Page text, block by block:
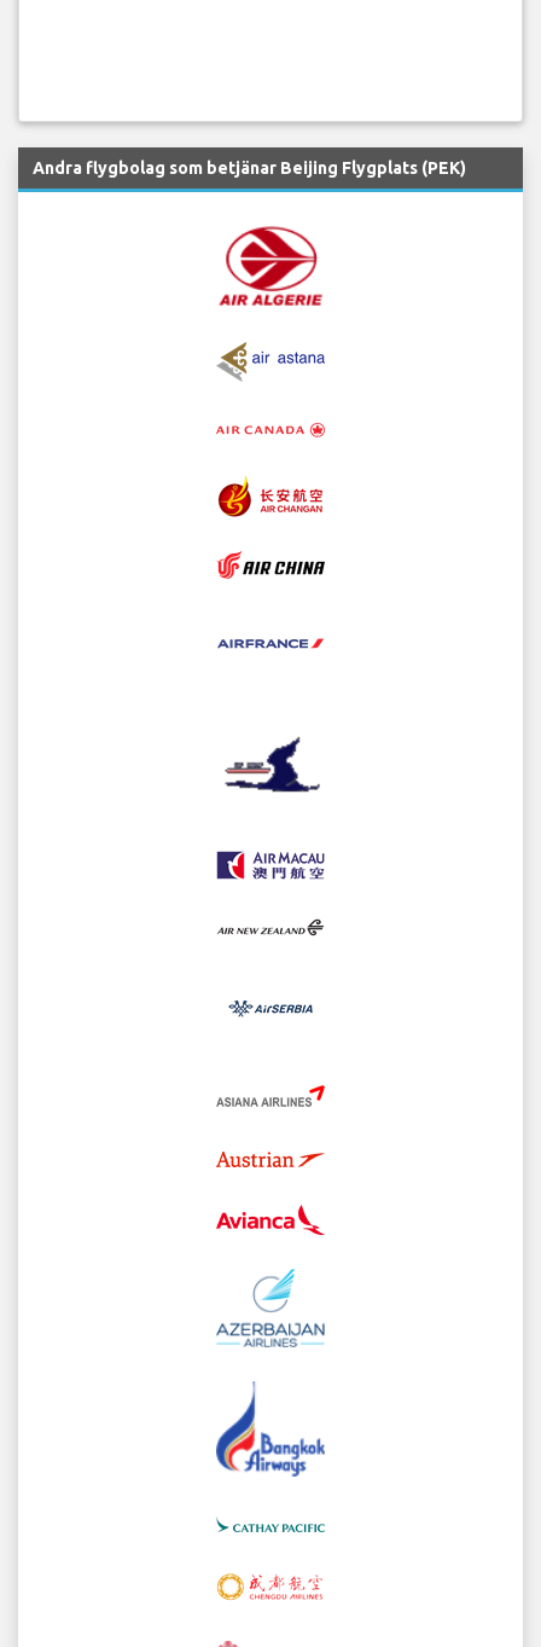
Andra flygbolag som betjänar Beijing Flygplats (PEK)